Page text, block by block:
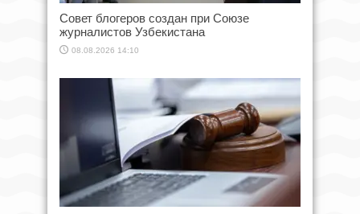
Совет блогеров создан при Союзе
журналистов Узбекистана
08.08.2026 14:10